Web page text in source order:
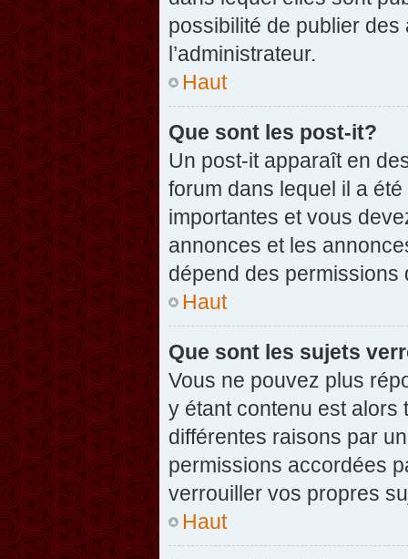
possibilité de publier
l’administrateur.
Haut
Que sont les post-it?
Un post-it apparaît en
forum dans lequel il a
importantes et vous
annonces et les
dépend des permissions
Haut
Que sont les sujets
Vous ne pouvez plus
y étant contenu est alors
différentes raisons par
permissions accordées
verrouiller vos propres
Haut